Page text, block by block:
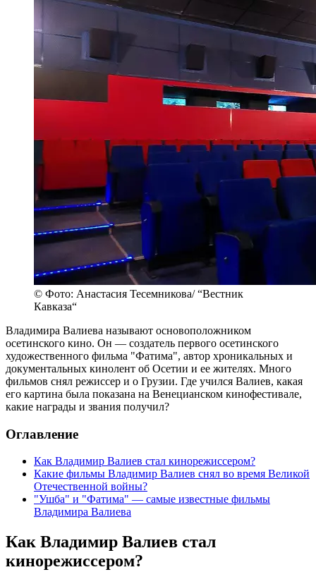
© Фото: Анастасия Тесемникова/ “Вестник
Кавказа“
Владимира Валиева называют основоположником
осетинского кино. Он — создатель первого осетинского
художественного фильма "Фатима", автор хроникальных и
документальных кинолент об Осетии и ее жителях. Много
фильмов снял режиссер и о Грузии. Где учился Валиев, какая
его картина была показана на Венецианском кинофестивале,
какие награды и звания получил?
Оглавление
Как Владимир Валиев стал кинорежиссером?
Какие фильмы Владимир Валиев снял во время Великой
Отечественной войны?
"Ушба" и "Фатима" — самые известные фильмы
Владимира Валиева
Как Владимир Валиев стал
кинорежиссером?